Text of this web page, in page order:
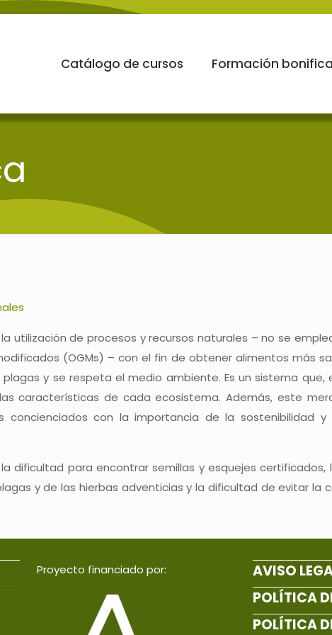
Catálogo de cursos Formación
utilización de procesos y recursos naturales – no se
(OGMs) – con el fin de obtener alimentos más
y se respeta el medio ambiente. Es un sistema que,
características de cada ecosistema. Además, este
con la importancia de la sostenibilidad y
dificultad para encontrar semillas y esquejes certificados,
y de las hierbas adventicias y la dificultad de evitar la
Proyecto financiado por:
AVISO
POLÍTICA
POLÍTICA